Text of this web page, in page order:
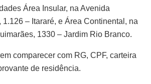
Área Insular, na Avenida
1.126 – Itararé, e Área Continental, na
1330 – Jardim Rio Branco.
comparecer com RG, CPF, carteira
de residência.